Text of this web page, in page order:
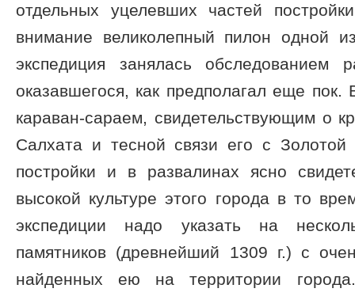
отдельных уцелевших частей
внимание великолепный пилон одной
экспедиция занялась обследованием
оказавшегося, как предполагал еще
караван-сараем, свидетельствующим о
Салхата и тесной связи его с
постройки и в развалинах ясно
высокой культуре этого города в то
экспедиции надо указать на
памятников (древнейший 1309 г.) с
найденных ею на территории